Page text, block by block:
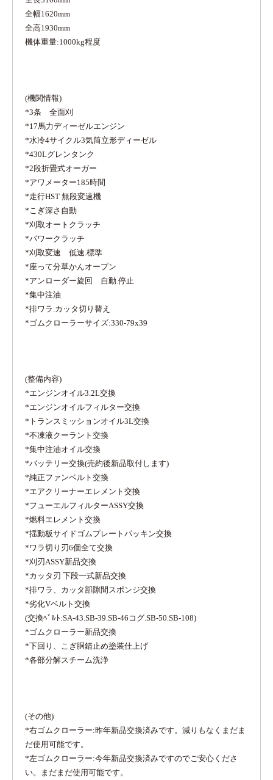
全幅1620mm
全高1930mm
機体重量:1000kg程度
(機関情報)
*3条 全面刈
*17馬力ディーゼルエンジン
*水冷4サイクル3気筒立形ディーゼル
*430Lグレンタンク
*2段折畳式オーガー
*アワメーター185時間
*走行HST 無段変速機
*こぎ深さ自動
*刈取オートクラッチ
*パワークラッチ
*刈取変速 低速.標準
*座って分草かんオープン
*アンローダー旋回 自動.停止
*集中注油
*排ワラ.カッタ切り替え
*ゴムクローラーサイズ:330-79x39
(整備内容)
*エンジンオイル3.2L交換
*エンジンオイルフィルター交換
*トランスミッションオイル3L交換
*不凍液クーラント交換
*集中注油オイル交換
*バッテリー交換(売約後新品取付します)
*純正ファンベルト交換
*エアクリーナーエレメント交換
*フューエルフィルターASSY交換
*燃料エレメント交換
*揺動板サイドゴムプレートパッキン交換
*ワラ切り刃6個全て交換
*刈刃ASSY新品交換
*カッタ刃 下段一式新品交換
*排ワラ、カッタ部隙間スポンジ交換
*劣化Vベルト交換
(交換ﾍﾞﾙﾄ:SA-43.SB-39.SB-46コグ.SB-50.SB-108)
*ゴムクローラー新品交換
*下回り、こぎ胴錆止め塗装仕上げ
*各部分解スチーム洗浄
(その他)
*右ゴムクローラー:昨年新品交換済みです。減りもなくまだま
だ使用可能です。
*左ゴムクローラー:今年新品交換済みですのでご安心くださ
い。まだまだ使用可能です。